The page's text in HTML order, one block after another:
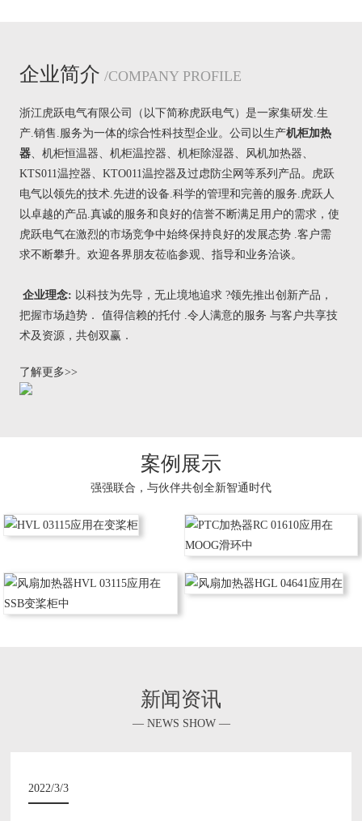
企业简介 /COMPANY PROFILE
浙江虎跃电气有限公司（以下简称虎跃电气）是一家集研发.生
产.销售.服务为一体的综合性科技型企业。公司以生产机柜加热
器、机柜恒温器、机柜温控器、机柜除湿器、 风机加热器、
KTS011温控器、KTO011温控器及过虑防尘网等系列产品。虎跃
电气以领先的技术.先进的设备.科学的管理和完善的服务.虎跃人
以卓越的产品.真诚的服务和良好的信誉不断满足用户的需求，使
虎跃电气在激烈的市场竞争中始终保持良好的发展态势 .客户需
求不断攀升。欢迎各界朋友莅临参观、指导和业务洽谈。
企业理念: 以科技为先导，无止境地追求 ?领先推出创新产品，
把握市场趋势． 值得信赖的托付 .令人满意的服务 与客户共享技
术及资源，共创双赢．
了解更多>>
案例展示
强强联合，与伙伴共创全新智通时代
新闻资讯
— NEWS SHOW —
2022/3/3